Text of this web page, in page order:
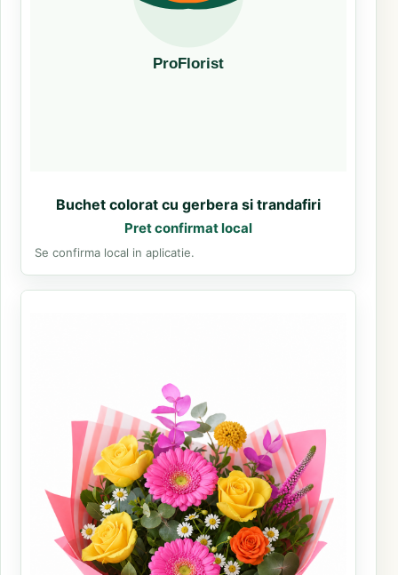
Buchet colorat cu gerbera si trandafiri
Pret confirmat local
Se confirma local in aplicatie.